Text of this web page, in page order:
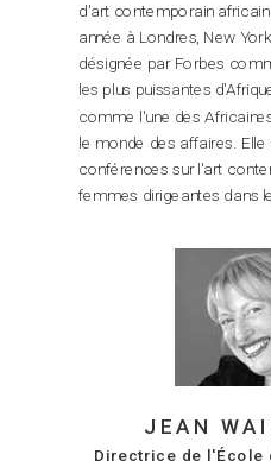
d'art contemporain
année à Londres, New
désignée par Forbes
les plus puissantes
comme l'une des
le monde des affaires.
conférences sur l'art
femmes dirigeantes dans
JEAN
Directrice de l'École